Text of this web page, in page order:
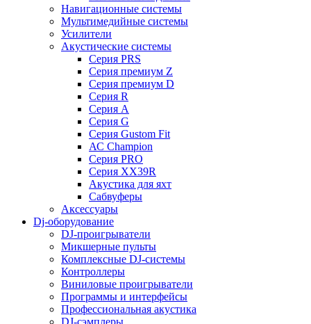
Навигационные системы
Мультимедийные системы
Усилители
Акустические системы
Cерия PRS
Cерия премиум Z
Cерия премиум D
Cерия R
Cерия A
Cерия G
Cерия Gustom Fit
АС Champion
Cерия PRO
Cерия XX39R
Акустика для яхт
Сабвуферы
Аксессуары
Dj-оборудование
DJ-проигрыватели
Микшерные пульты
Комплексные DJ-системы
Контроллеры
Виниловые проигрыватели
Программы и интерфейсы
Профессиональная акустика
DJ-сэмплеры